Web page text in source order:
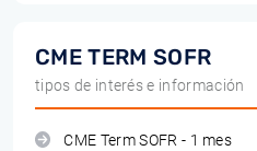
CME TERM SOFR
tipos de interés e información
CME Term SOFR - 1 mes